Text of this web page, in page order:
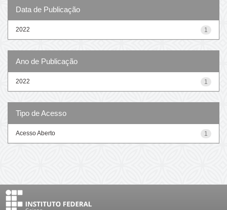
Data de Publicação
1
2022
Ano de Publicação
1
2022
Tipo de Acesso
1
Acesso Aberto